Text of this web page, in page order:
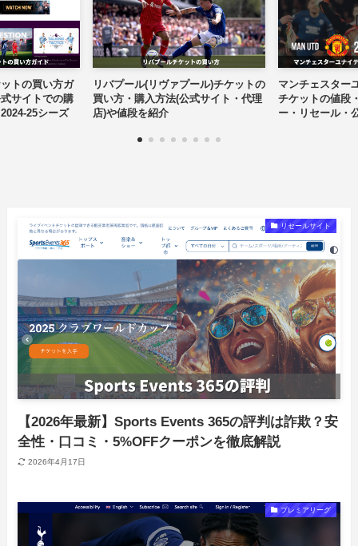
リバプール(リヴァプール)チケットの
買い方・購入方法(公式サイト・代理
店)や値段を紹介
マンチェスターユナイテッド(マンU)
チケットの値段・買い方(観戦ツア
ー・リセール・公式サイト)
リセールサイト
【2026年最新】Sports Events 365の評判は詐欺？安
全性・口コミ・5%OFFクーポンを徹底解説
2026年4月17日
プレミアリーグ